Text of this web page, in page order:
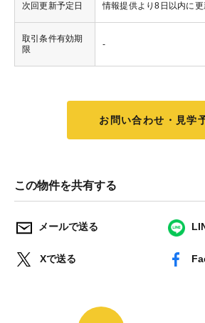
次回更新予定日 情報提供より8日以内に更
取引条件有効期
限
-
お問い合わせ・見学
この物件を共有する
メールで送る
Xで送る